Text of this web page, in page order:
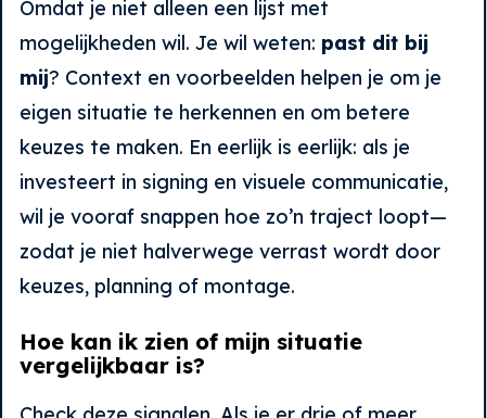
Omdat je niet alleen een lijst met
mogelijkheden wil. Je wil weten: past dit bij
mij? Context en voorbeelden helpen je om je
eigen situatie te herkennen en om betere
keuzes te maken. En eerlijk is eerlijk: als je
investeert in signing en visuele communicatie,
wil je vooraf snappen hoe zo’n traject loopt—
zodat je niet halverwege verrast wordt door
keuzes, planning of montage.
Hoe kan ik zien of mijn situatie
vergelijkbaar is?